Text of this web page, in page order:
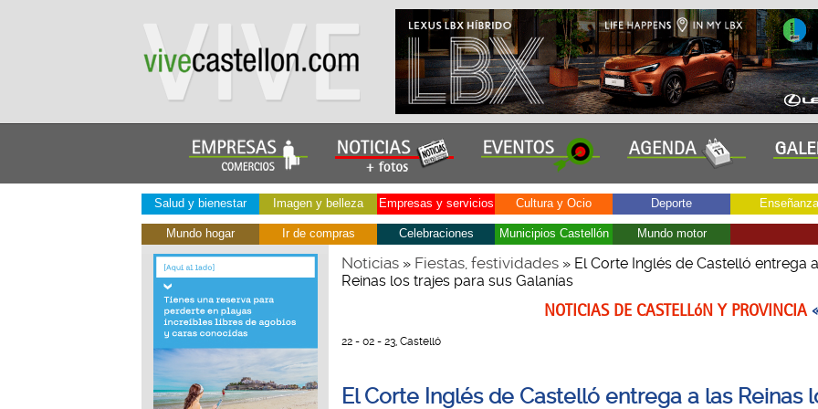
Salud y bienestar Imagen y belleza Empresas y servicios Cultura y Ocio Deporte Enseñanza
Mundo hogar Ir de compras Celebraciones Municipios Castellón Mundo motor
Noticias» Fiestas, festividades» El Corte Inglés de Castelló entrega
Reinas los trajes para sus Galanías
NOTICIAS DE CASTELLóN Y PROVINCIA
22 - 02 - 23, Castelló
El Corte Inglés de Castelló entrega a las Reinas